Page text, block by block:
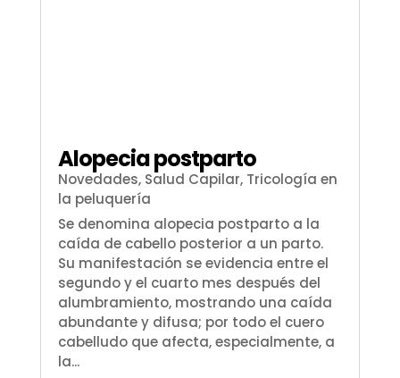
Alopecia postparto
Novedades, Salud Capilar, Tricología en
la peluquería
Se denomina alopecia postparto a la
caída de cabello posterior a un parto.
Su manifestación se evidencia entre el
segundo y el cuarto mes después del
alumbramiento, mostrando una caída
abundante y difusa; por todo el cuero
cabelludo que afecta, especialmente, a
la...